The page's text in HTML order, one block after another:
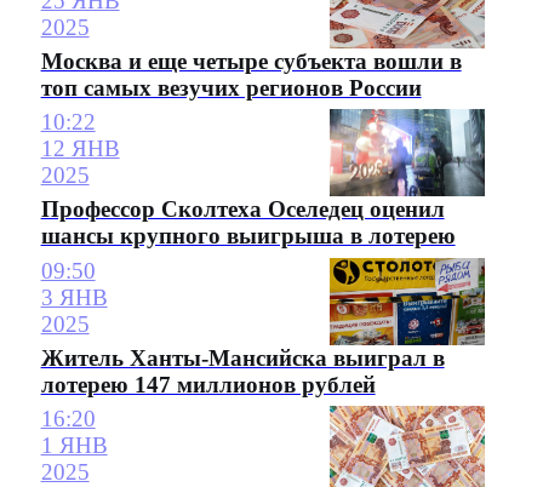
2025
Москва и еще четыре субъекта вошли в
топ самых везучих регионов России
10:22
12 ЯНВ
2025
Профессор Сколтеха Оселедец оценил
шансы крупного выигрыша в лотерею
09:50
3 ЯНВ
2025
Житель Ханты-Мансийска выиграл в
лотерею 147 миллионов рублей
16:20
1 ЯНВ
2025